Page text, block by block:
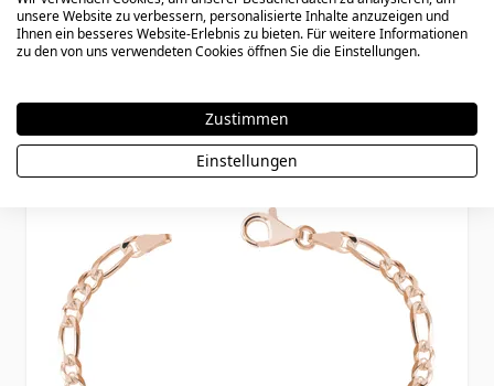
ID Armband Silber Gravur - 1098
unsere Website zu verbessern, personalisierte Inhalte anzuzeigen und
Ihnen ein besseres Website-Erlebnis zu bieten. Für weitere Informationen
zu den von uns verwendeten Cookies öffnen Sie die Einstellungen.
Zustimmen
Einstellungen